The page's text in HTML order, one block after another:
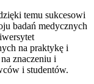
temu sukcesowi
badań medycznych
na praktykę i
znaczeniu i
i studentów.